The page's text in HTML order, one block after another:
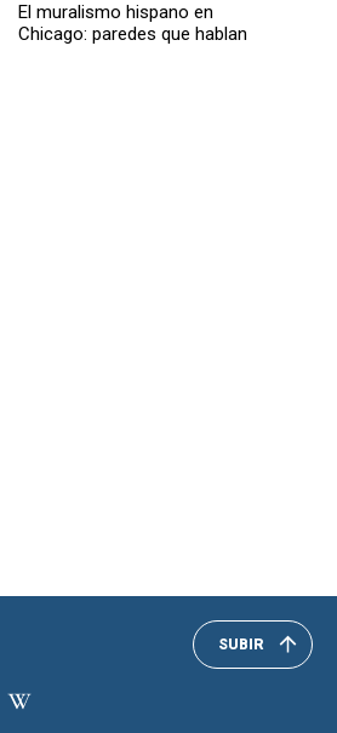
El muralismo hispano en
Chicago: paredes que hablan
SUBIR